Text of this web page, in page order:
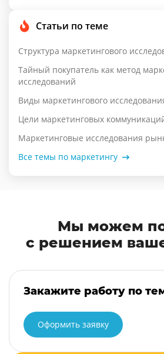
Статьи по теме
Структура маркетингового
Тайный покупатель как метод
исследований
Виды маркетингового
Цели маркетинговых
Маркетинговые исследования
Все темы по маркетингу
Мы можем
с решением
Закажите работу по
Оформить заявку